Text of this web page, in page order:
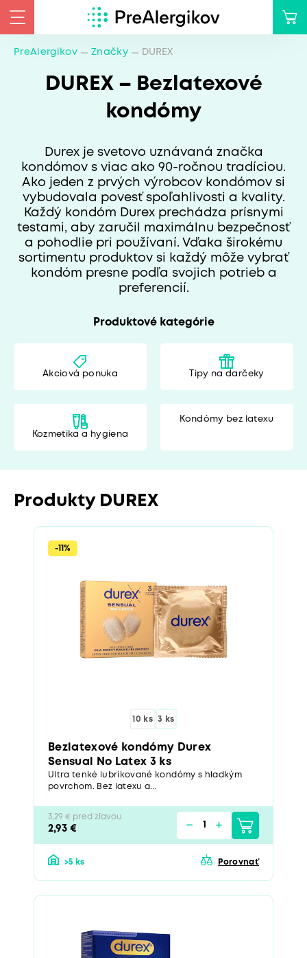
PreAlergikov Značky DUREX
DUREX – Bezlatexové
kondómy
Durex je svetovo uznávaná značka
kondómov s viac ako 90-ročnou tradíciou.
Ako jeden z prvých výrobcov kondómov si
vybudovala povesť spoľahlivosti a kvality.
Každý kondóm Durex prechádza prísnymi
testami, aby zaručil maximálnu bezpečnosť
a pohodlie pri používaní. Vďaka širokému
sortimentu produktov si každý môže vybrať
kondóm presne podľa svojich potrieb a
preferencií.
Produktové kategórie
Akciová ponuka Tipy na darčeky
Kozmetika a hygiena
Kondómy bez latexu
Produkty DUREX
-11%
10 ks 3 ks
Bezlatexové kondómy Durex
Sensual No Latex 3 ks
Ultra tenké lubrikované kondómy s hladkým
povrchom. Bez latexu a...
3,29 € pred zľavou
2,93 €
>5 ks Porovnať